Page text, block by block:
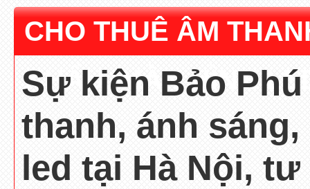
CHO THUÊ ÂM
KHẤU, MÀN HÌNH
Sự kiện Bảo
thanh, ánh
led tại Hà Nội,